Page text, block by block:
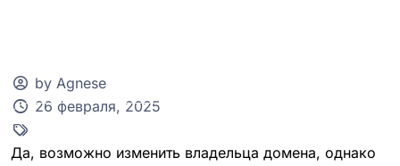
by Agnese
26 февраля, 2025
Да, возможно изменить владельца домена, однако